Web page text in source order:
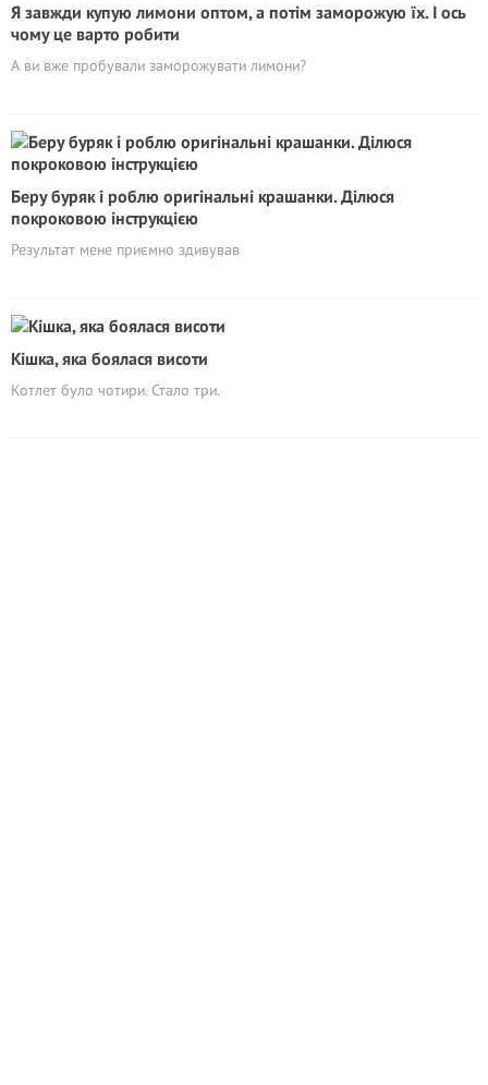
Я завжди купую лимони оптом, а потім заморожую їх. І ось
чому це варто робити
А ви вже пробували заморожувати лимони?
Беру буряк і роблю оригінальні крашанки. Ділюся
покроковою інструкцією
Результат мене приємно здивував
Кішка, яка боялася висоти
Котлет було чотири. Стало три.